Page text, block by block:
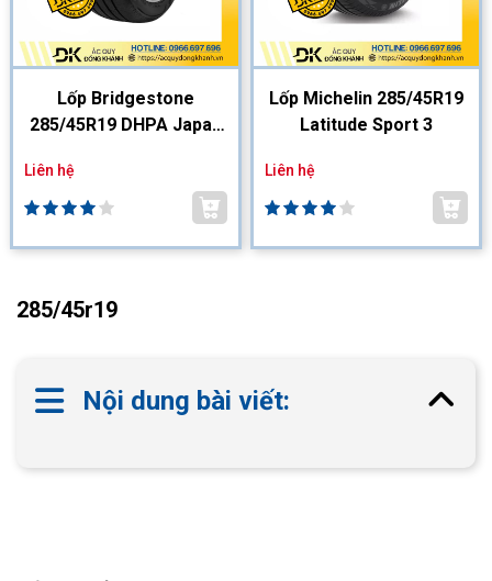
Lốp Bridgestone
285/45R19 DHPA Japan
Liên hệ
Lốp Michelin 285/45R19
Latitude Sport 3
Liên hệ
285/45r19
Nội dung bài viết: